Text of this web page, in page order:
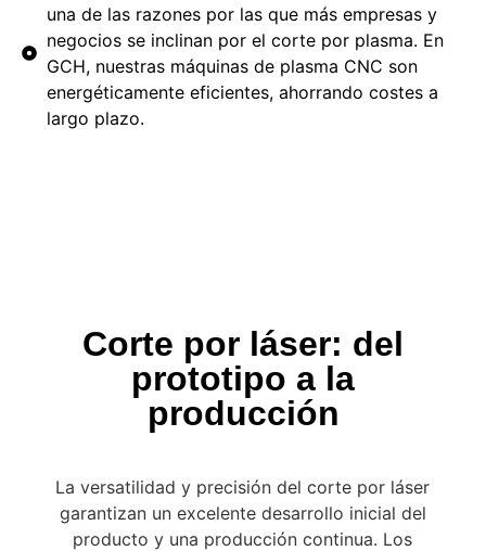
una de las razones por las que más empresas y
negocios se inclinan por el corte por plasma. En
GCH, nuestras máquinas de plasma CNC son
energéticamente eficientes, ahorrando costes a
largo plazo.
Corte por láser: del
prototipo a la
producción
La versatilidad y precisión del corte por láser
garantizan un excelente desarrollo inicial del
producto y una producción continua. Los